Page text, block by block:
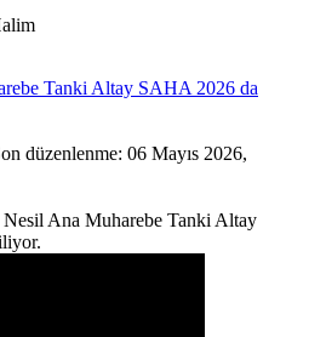
Tanki Altay SAHA 2026 da
düzenlenme: 06 Mayıs 2026,
Ana Muharebe Tanki Altay